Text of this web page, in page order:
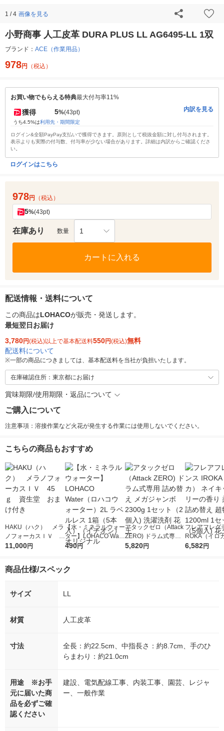
1 / 4 画像を見る
小野商事 人工皮革 DURA PLUS LL AG6495-LL 1双
ブランド： ACE（作業用品）
978円 （税込）
お買い物でもらえる特典最大付与率11%
獲得 5%(43pt)
うち4.5%は利用先・期間限定
内訳を見る
ログイン&全額PayPay支払いで獲得できます。原則として税抜金額に対し付与されます。
表示よりも実際の付与数、付与率が少ない場合があります。詳細は内訳からご確認くださ
い。
ログインはこちら
978円 （税込）
5%(43pt)
在庫あり 数量 1
カートに入れる
配送情報・送料について
この商品はLOHACOが販売・発送します。
最短翌日お届け
3,780円(税込)以上で基本配送料550円(税込)無料
配送料について
※一部の商品につきましては、基本配送料を当社が負担いたします。
在庫確認住所：東京都にお届け
賞味期限/使用期限・返品について
ご購入について
注意事項：溶接作業など火花が発生する作業には使用しないでください。
こちらの商品もおすすめ
HAKU（ハク） メラ
ノフォーカスＩＶ 4
5ｇ 資生堂 おまけ
11,000円
【水・ミネラルウォー
ター】LOHACO Wate
r（ロハコウォータ
シ） オリジナル
490円
アタックゼロ（Attack
ZERO) ドラム式専用
詰め替え メガジャン
5,820円
フレアフレグ
ROKA（イロ
イキッドリリ
6,582円
商品仕様/スペック
サイズ LL
材質 人工皮革
寸法
全長：約22.5cm、中指長さ：約8.7cm、手のひ
らまわり：約21.0cm
用途 ※お手
元に届いた商
品を必ずご確
認ください
建設、電気配線工事、内装工事、園芸、レジャ
ー、一般作業